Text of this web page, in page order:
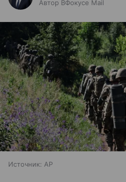
Автор ВФокусе Mail
Источник: AP